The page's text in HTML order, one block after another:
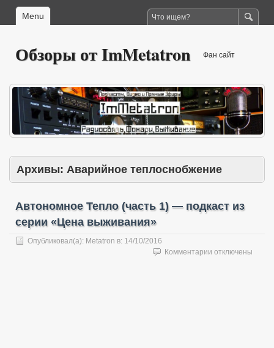
Menu
Обзоры от ImMetatron Фан сайт
Архивы: Аварийное теплоснобжение
Автономное Тепло (часть 1) — подкаст из
серии «Цена выживания»
Опубликовал(а): Metatron в: 14/10/2016
Комментарии котключены